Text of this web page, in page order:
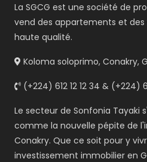
La SGCG est une société de
vend des appartements et
haute qualité.
Koloma soloprimo, Conakry,
(+224) 612 12 12 34 & (+224)
Le secteur de Sonfonia Tayaki
comme la nouvelle pépite de
Conakry. Que ce soit pour y
investissement immobilier en